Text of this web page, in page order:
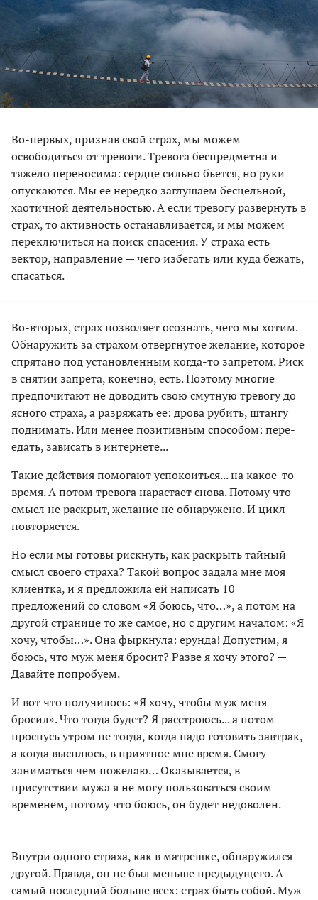
Во-первых, признав свой страх, мы можем
освободиться от тревоги. Тревога беспредметна и
тяжело переносима: сердце сильно бьется, но руки
опускаются. Мы ее нередко заглушаем бесцельной,
хаотичной деятельностью. А если тревогу развернуть в
страх, то активность останавливается, и мы можем
переключиться на поиск спасения. У страха есть
вектор, направление — чего избегать или куда бежать,
спасаться.
Во-вторых, страх позволяет осознать, чего мы хотим.
Обнаружить за страхом отвергнутое желание, которое
спрятано под установленным когда-то запретом. Риск
в снятии запрета, конечно, есть. Поэтому многие
предпочитают не доводить свою смутную тревогу до
ясного страха, а разряжать ее: дрова рубить, штангу
поднимать. Или менее позитивным способом: пере­
едать, зависать в интернете...
Такие действия помогают успокоиться... на какое-то
время. А потом тревога нарастает снова. Потому что
смысл не раскрыт, желание не обнаружено. И цикл
повторяется.
Но если мы готовы рискнуть, как раскрыть тайный
смысл своего страха? Такой вопрос задала мне моя
клиентка, и я предложила ей написать 10
предложений со словом «Я боюсь, что…», а потом на
другой странице то же самое, но с другим началом: «Я
хочу, чтобы…». Она фыркнула: ерунда! Допустим, я
боюсь, что муж меня бросит? Разве я хочу этого? —
Давайте попробуем.
И вот что получилось: «Я хочу, чтобы муж меня
бросил». Что тогда будет? Я расстроюсь... а потом
проснусь утром не тогда, когда надо готовить завтрак,
а когда высплюсь, в приятное мне время. Смогу
заниматься чем пожелаю… Оказывается, в
присутствии мужа я не могу пользоваться своим
временем, потому что боюсь, он будет недоволен.
Внутри одного страха, как в матрешке, обнаружился
другой. Правда, он не был меньше предыдущего. А
самый последний больше всех: страх быть собой. Муж